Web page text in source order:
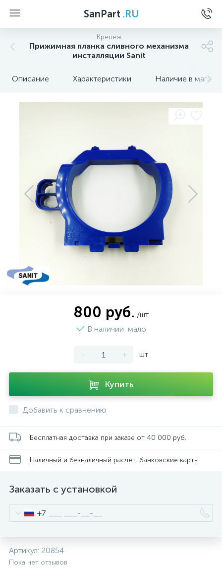
SanPart .RU
Крепеж
Прижимная планка сливного механизма
инсталляции Sanit
Описание Характеристики Наличие в
800 руб. /шт
В наличии мало
- + шт
Купить
Добавить к сравнению
Бесплатная доставка при заказе от 40 000 руб.
Наличный и безналичный расчет, банковские карты
Заказать с установкой
+7
Артикул: 20854
Пока нет отзывов